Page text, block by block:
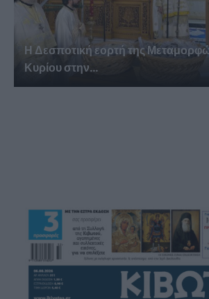
Η Δεσποτική εορτή της
Κυρίου στην...